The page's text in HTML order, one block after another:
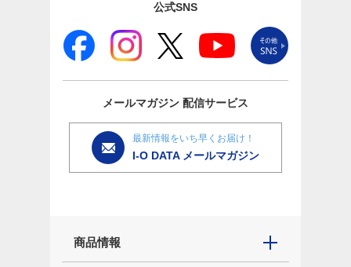
公式SNS
メールマガジン 配信サービス
最新情報をいち早くお届け！
I-O DATA メールマガジン
商品情報